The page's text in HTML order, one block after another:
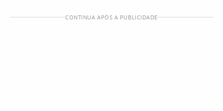
CONTINUA APÓS A PUBLICIDADE